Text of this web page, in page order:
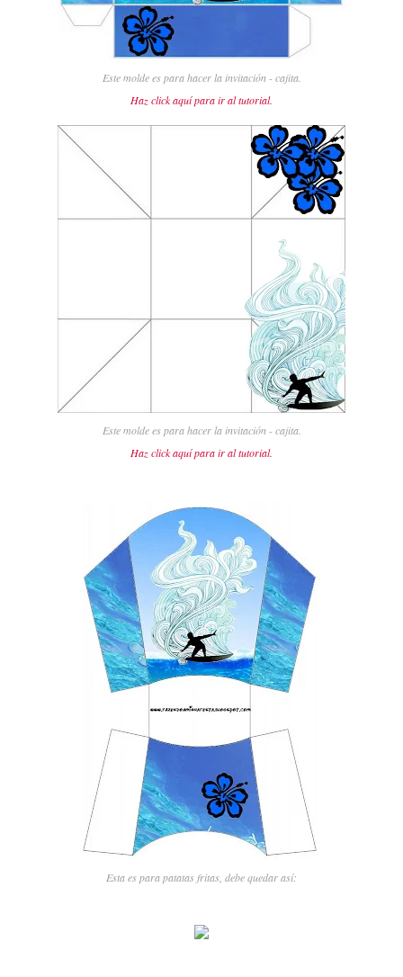
Este molde es para hacer la invitación - cajita.
Haz click aquí para ir al tutorial.
Este molde es para hacer la invitación - cajita.
Haz click aquí para ir al tutorial.
Esta es para patatas fritas, debe quedar así: